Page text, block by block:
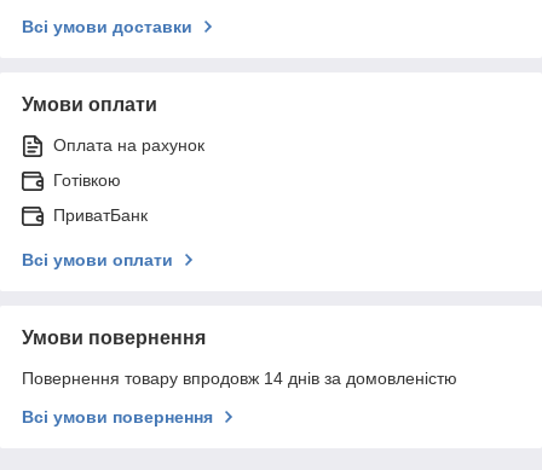
Всі умови доставки
Умови оплати
Оплата на рахунок
Готівкою
ПриватБанк
Всі умови оплати
Умови повернення
Повернення товару впродовж 14 днів за домовленістю
Всі умови повернення